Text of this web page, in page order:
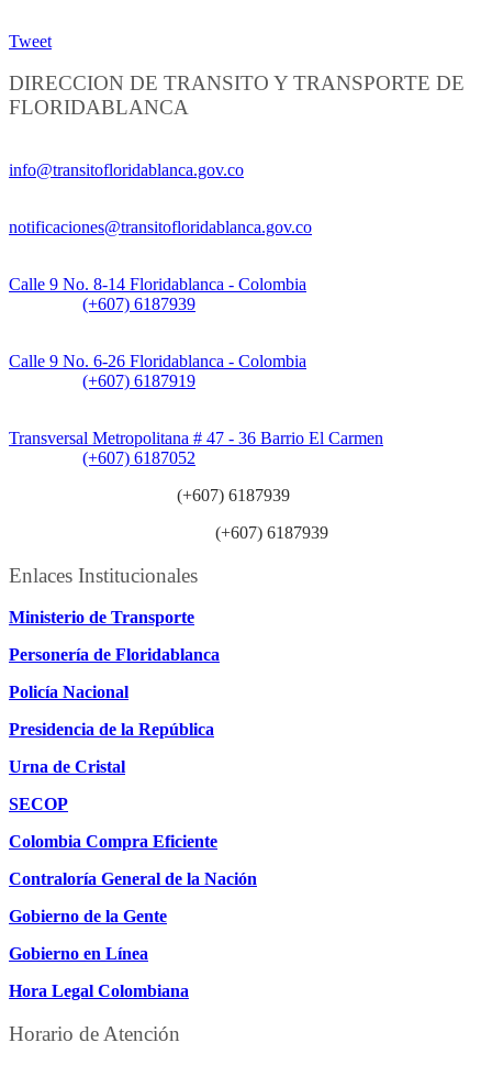
Tweet
DIRECCION DE TRANSITO Y TRANSPORTE DE
FLORIDABLANCA
info@transitofloridablanca.gov.co
notificaciones@transitofloridablanca.gov.co
Calle 9 No. 8-14 Floridablanca - Colombia
(+607) 6187939
Calle 9 No. 6-26 Floridablanca - Colombia
(+607) 6187919
Transversal Metropolitana # 47 - 36 Barrio El Carmen
(+607) 6187052
(+607) 6187939
(+607) 6187939
Enlaces Institucionales
Ministerio de Transporte
Personería de Floridablanca
Policía Nacional
Presidencia de la República
Urna de Cristal
SECOP
Colombia Compra Eficiente
Contraloría General de la Nación
Gobierno de la Gente
Gobierno en Línea
Hora Legal Colombiana
Horario de Atención